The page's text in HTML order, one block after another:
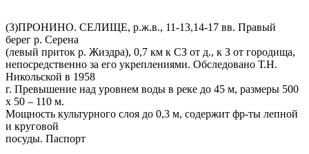
(3)ПРОНИНО. СЕЛИЩЕ, р.ж.в., 11-13,14-17 вв. Правый
берег р. Серена
(левый приток р. Жиздра), 0,7 км к СЗ от д., к З от городища,
непосредственно за его укреплениями. Обследовано Т.Н.
Никольской в 1958
г. Превышение над уровнем воды в реке до 45 м, размеры 500
х 50 – 110 м.
Мощность культурного слоя до 0,3 м, содержит фр-ты лепной
и круговой
посуды. Паспорт